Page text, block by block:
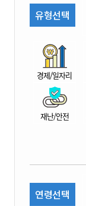
유형선택
경제/일자리
재난/안전
연령선택